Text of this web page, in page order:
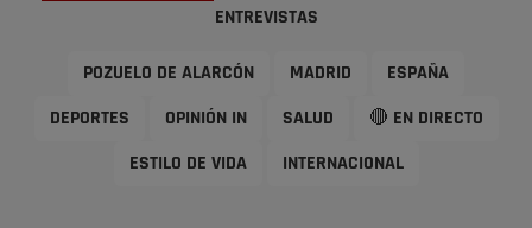
ENTREVISTAS
POZUELO DE ALARCÓN MADRID ESPAÑA
DEPORTES OPINIÓN IN SALUD 🔴 EN DIRECTO
ESTILO DE VIDA INTERNACIONAL